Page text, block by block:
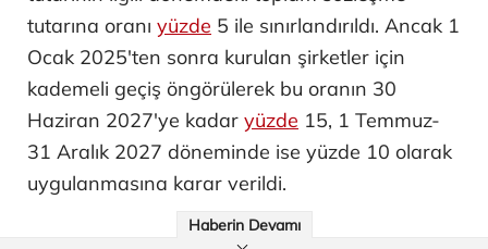
tutarına oranı yüzde 5 ile sınırlandırıldı. Ancak 1
Ocak 2025'ten sonra kurulan şirketler için
kademeli geçiş öngörülerek bu oranın 30
Haziran 2027'ye kadar yüzde 15, 1 Temmuz-
31 Aralık 2027 döneminde ise yüzde 10 olarak
uygulanmasına karar verildi.
Haberin Devamı